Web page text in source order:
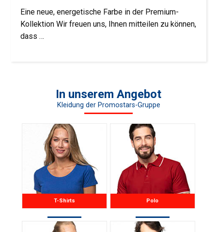
Eine neue, energetische Farbe in der Premium-
Kollektion Wir freuen uns, Ihnen mitteilen zu können,
dass …
In unserem Angebot
Kleidung der Promostars-Gruppe
T-Shirts Polo